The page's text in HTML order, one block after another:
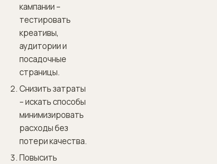
кампании –
тестировать
креативы,
аудитории и
посадочные
страницы.
Снизить затраты
– искать способы
минимизировать
расходы без
потери качества.
Повысить